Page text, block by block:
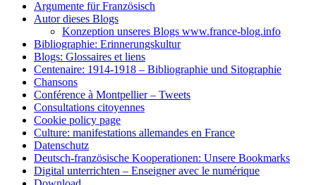
Argumente für Französisch
Autor dieses Blogs
Konzeption unseres Blogs www.france-blog.info
Bibliographie: Erinnerungskultur
Blogs: Glossaires et liens
Centenaire: 1914-1918 – Bibliographie und Sitographie
Chansons
Conférence à Montpellier – Tweets
Consultations citoyennes
Cookie policy page
Culture: manifestations allemandes en France
Datenschutz
Deutsch-französische Kooperationen: Unsere Bookmarks
Digital unterrichten – Enseigner avec le numérique